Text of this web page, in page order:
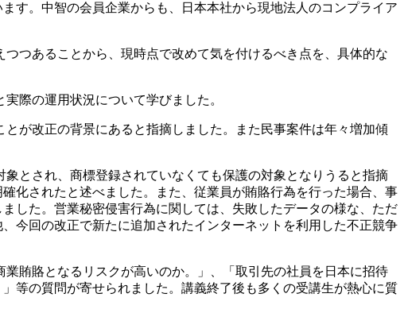
す。中智の会員企業からも、日本本社から現地法人のコンプライア
つあることから、現時点で改めて気を付けるべき点を、具体的な
際の運用状況について学びました。
が改正の背景にあると指摘しました。また民事案件は年々増加傾
とされ、商標登録されていなくても保護の対象となりうると指摘
化されたと述べました。また、従業員が賄賂行為を行った場合、事
した。営業秘密侵害行為に関しては、失敗したデータの様な、ただ
今回の改正で新たに追加されたインターネットを利用した不正競争
賄賂となるリスクが高いのか。」、「取引先の社員を日本に招待
等の質問が寄せられました。講義終了後も多くの受講生が熱心に質